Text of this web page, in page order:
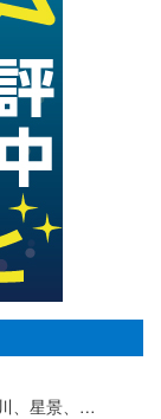
、星景、…